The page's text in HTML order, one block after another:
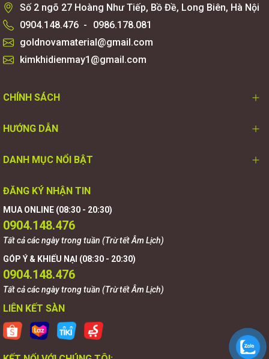
Số 2 ngõ 27 Hoàng Như Tiếp, Bồ Đề, Long Biên, Hà Nội
0904.148.476 -
0986.178.081
goldnovamaterial@gmail.com
kimkhidienmay1@gmail.com
CHÍNH SÁCH
HƯỚNG DẪN
DANH MỤC NỔI BẬT
ĐĂNG KÝ NHẬN TIN
MUA ONLINE (08:30 - 20:30)
0904.148.476
Tất cả các ngày trong tuần (Trừ tết Âm Lịch)
GÓP Ý & KHIẾU NẠI (08:30 - 20:30)
0904.148.476
Tất cả các ngày trong tuần (Trừ tết Âm Lịch)
LIÊN KẾT SÀN